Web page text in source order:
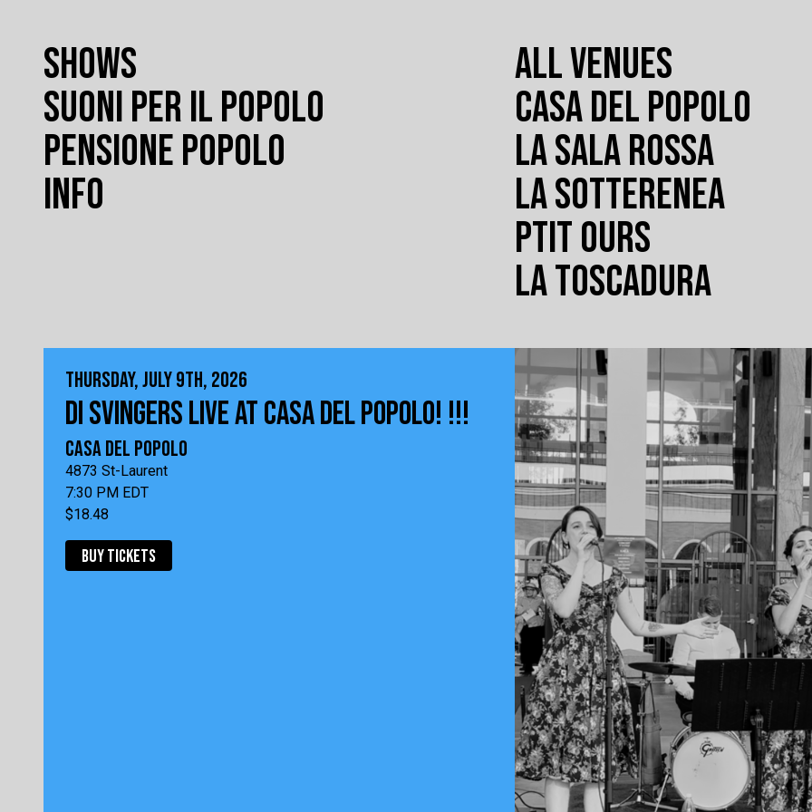
SHOWS
SUONI PER IL POPOLO
PENSIONE POPOLO
INFO
ALL VENUES
CASA DEL POPOLO
LA SALA ROSSA
LA SOTTERENEA
PTIT OURS
LA TOSCADURA
THURSDAY, JULY 9TH, 2026
DI SVINGERS LIVE AT CASA DEL POPOLO! !!!
CASA DEL POPOLO
4873 St-Laurent
7:30 PM EDT
$18.48
BUY TICKETS